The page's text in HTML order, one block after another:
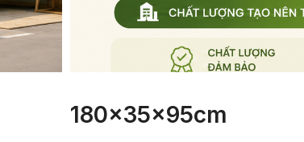
180x35x95cm